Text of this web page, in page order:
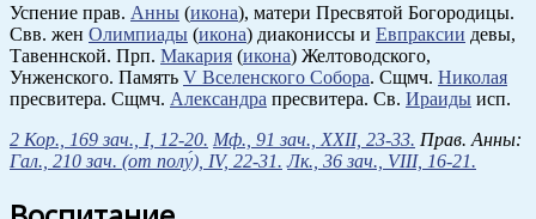
Успение прав. Анны (икона), матери Пресвятой Богородицы.
Свв. жен Олимпиады (икона) диакониссы и Евпраксии девы,
Тавеннской. Прп. Макария (икона) Желтоводского,
Унженского. Память V Вселенского Собора. Сщмч. Николая
пресвитера. Сщмч. Александра пресвитера. Св. Ираиды исп.
2 Кор., 169 зач., I, 12-20. Мф., 91 зач., XXII, 23-33. Прав. Анны:
Гал., 210 зач. (от полу́), IV, 22-31. Лк., 36 зач., VIII, 16-21.